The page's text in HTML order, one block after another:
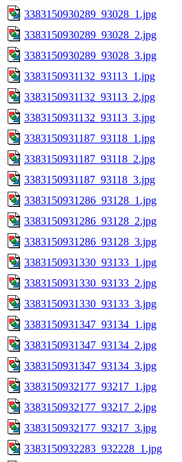
3383150930289_93028_1.jpg
3383150930289_93028_2.jpg
3383150930289_93028_3.jpg
3383150931132_93113_1.jpg
3383150931132_93113_2.jpg
3383150931132_93113_3.jpg
3383150931187_93118_1.jpg
3383150931187_93118_2.jpg
3383150931187_93118_3.jpg
3383150931286_93128_1.jpg
3383150931286_93128_2.jpg
3383150931286_93128_3.jpg
3383150931330_93133_1.jpg
3383150931330_93133_2.jpg
3383150931330_93133_3.jpg
3383150931347_93134_1.jpg
3383150931347_93134_2.jpg
3383150931347_93134_3.jpg
3383150932177_93217_1.jpg
3383150932177_93217_2.jpg
3383150932177_93217_3.jpg
3383150932283_932228_1.jpg